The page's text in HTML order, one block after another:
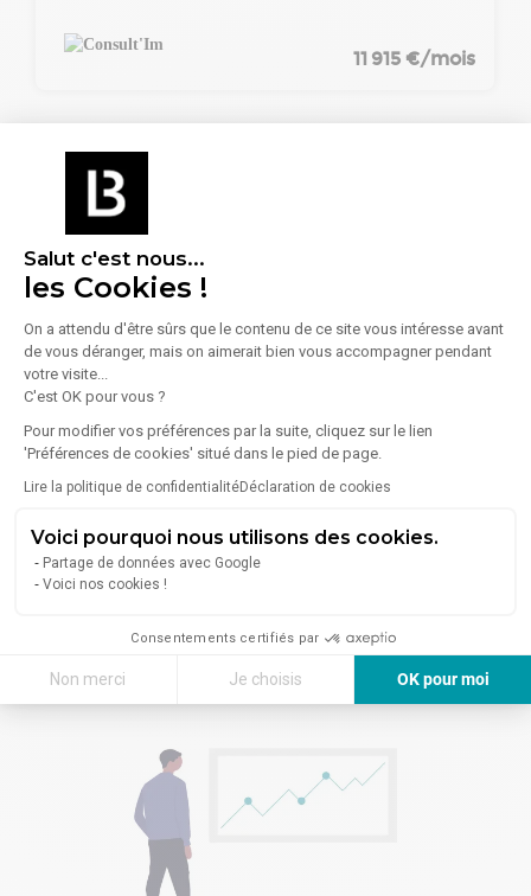
Salut c'est nous...
les Cookies !
On a attendu d'être sûrs que le contenu de ce site vous intéresse avant
de vous déranger, mais on aimerait bien vous accompagner pendant
votre visite...
C'est OK pour vous ?
Pour modifier vos préférences par la suite, cliquez sur le lien
'Préférences de cookies' situé dans le pied de page.
Lire la politique de confidentialitéDéclaration de cookies
Voici pourquoi nous utilisons des cookies.
Partage de données avec Google
Voici nos cookies !
Consentements certifiés par
Non merci Je choisis
OK pour moi
Notre plateforme vous permet d'adapter et de gérer vos paramètres
11 915 €/mois
BureauxLocaux vous accompagne
Confier ma recherche
Identifiez les agents immobiliers les plus adaptés à votre
recherche et contactez-les directement